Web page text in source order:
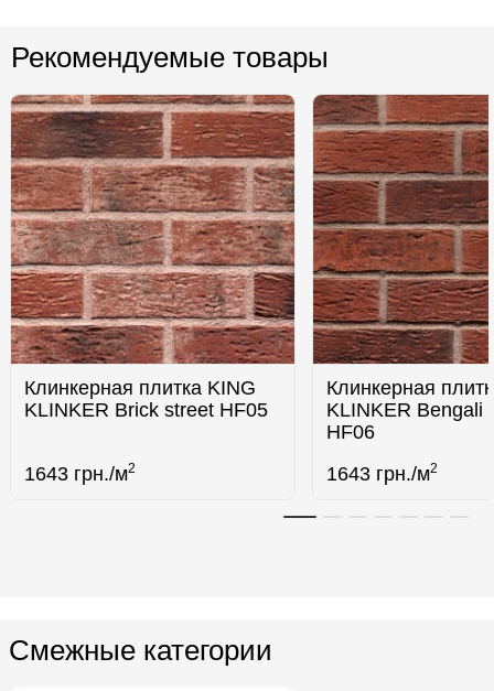
Рекомендуемые товары
Клинкерная плитка KING
KLINKER Brick street HF05
1643 грн./м2
Клинкерная
KLINKER Bengali
HF06
1643 грн./м2
Смежные категории